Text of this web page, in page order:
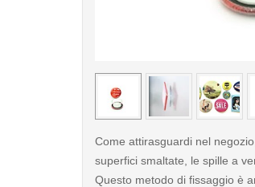
< /picture>
Come attirasguardi nel
superfici smaltate, le spille a
Questo metodo di fissaggio è